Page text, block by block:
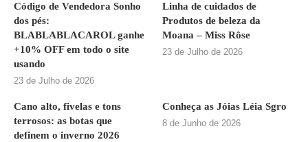
Código de Vendedora Sonho
dos pés:
BLABLABLACAROL ganhe
+10% OFF em todo o site
usando
23 de Julho de 2026
Linha de cuidados de
Produtos de beleza da
Moana – Miss Rôse
23 de Julho de 2026
Cano alto, fivelas e tons
terrosos: as botas que
definem o inverno 2026
Conheça as Jóias Léia Sgro
8 de Junho de 2026